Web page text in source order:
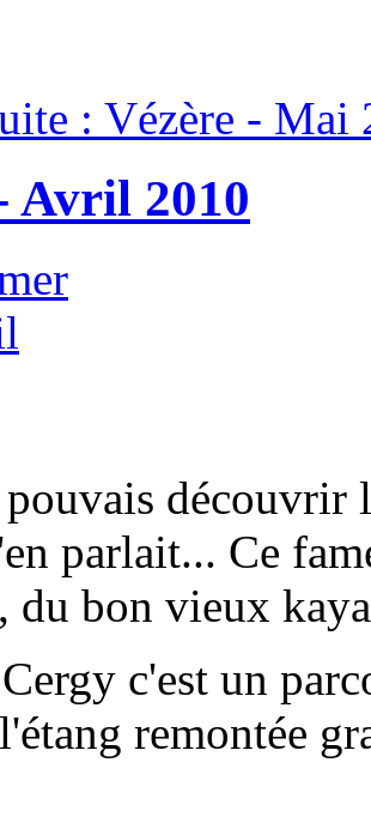
: Vézère - Mai
Avril 2010
découvrir
parlait... Ce
du bon vieux
c'est un
remontée